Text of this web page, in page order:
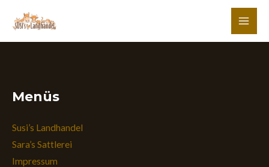
Inhalt
springen
Menüs
Susi’s Landhandel
Sara’s Sattlerei
Impressum